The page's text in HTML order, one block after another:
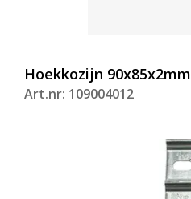
Hoekkozijn 90x85x2mm
Art.nr: 109004012